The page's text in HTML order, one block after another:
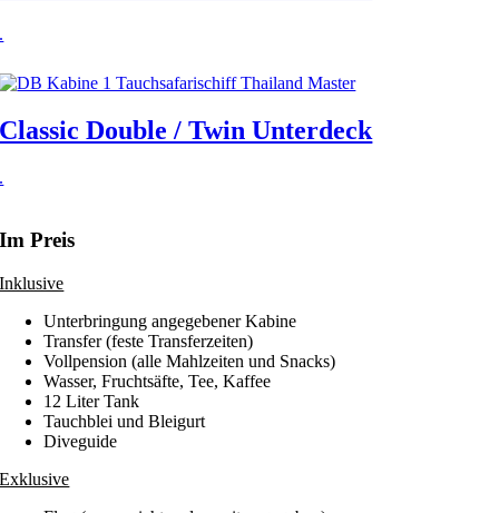
.
Classic Double / Twin Unterdeck
.
Im Preis
Inklusive
Unterbringung angegebener Kabine
Transfer (feste Transferzeiten)
Vollpension (alle Mahlzeiten und Snacks)
Wasser, Fruchtsäfte, Tee, Kaffee
12 Liter Tank
Tauchblei und Bleigurt
Diveguide
Exklusive